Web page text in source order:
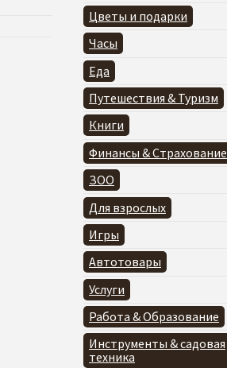
Цветы и подарки
Часы
Еда
Путешествия & Туризм
Книги
Финансы & Страхование
ЗОО
Для взрослых
Игры
Автотовары
Услуги
Работа & Образование
Инструменты & садовая
техника